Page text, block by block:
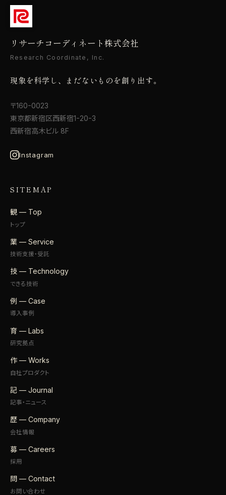
リサーチコーディネート株式会社
Research Coordinate, Inc.
現象を科学し、まだないものを創り出す。
〒160-0023
東京都新宿区西新宿1-20-3
西新宿高木ビル 8F
Instagram
SITEMAP
観 — Top
トップ
業 — Service
技術支援・受託
技 — Technology
できる技術
例 — Case
導入事例
育 — Labs
研究拠点
作 — Works
自社プロダクト
記 — Journal
記事・ニュース
歴 — Company
会社情報
募 — Careers
採用
問 — Contact
お問い合わせ